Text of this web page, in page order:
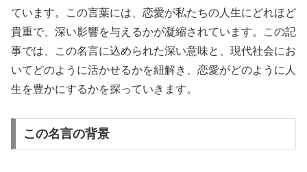
ています。この言葉には、恋愛が私たちの人生にどれほど
貴重で、深い影響を与えるかが凝縮されています。この記
事では、この名言に込められた深い意味と、現代社会にお
いてどのように活かせるかを紐解き、恋愛がどのように人
生を豊かにするかを探っていきます。
この名言の背景